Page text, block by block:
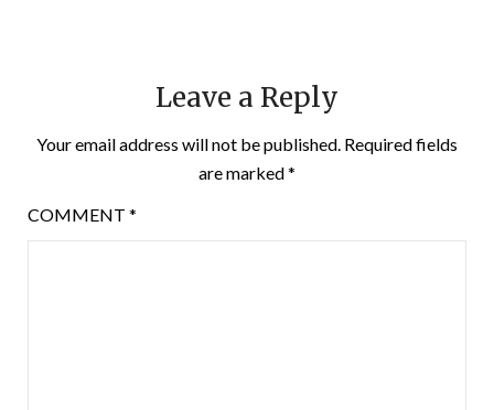
Leave a Reply
Your email address will not be published. Required fields
are marked*
COMMENT *